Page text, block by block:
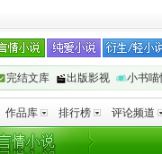
完结文库 出版影视 小书喵
作品库 排行榜 评论频道